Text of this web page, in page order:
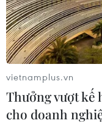
vietnamplus.vn
Thưởng vượt kế
cho doanh